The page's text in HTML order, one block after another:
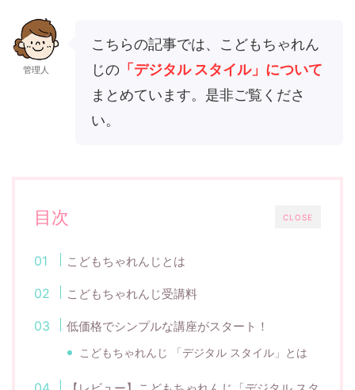
管理人
こちらの記事では、こどもちゃれん
じの 「デジタル スタイル」について
まとめています。是非ご覧くださ
い。
CLOSE
目次
こどもちゃれんじとは
こどもちゃれんじ受講料
低価格でシンプルな講座がスタート！
こどもちゃれんじ 「デジタル スタイル」とは